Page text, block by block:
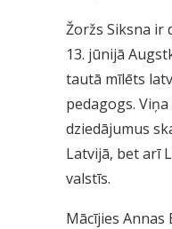
Žoržs Siksna ir
13. jūnijā
tautā mīlēts
pedagogs.
dziedājumus
Latvijā, bet arī
valstīs.
Mācījies Annas